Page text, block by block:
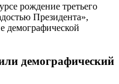
рождение третьего
Президента»,
демографической
демографический